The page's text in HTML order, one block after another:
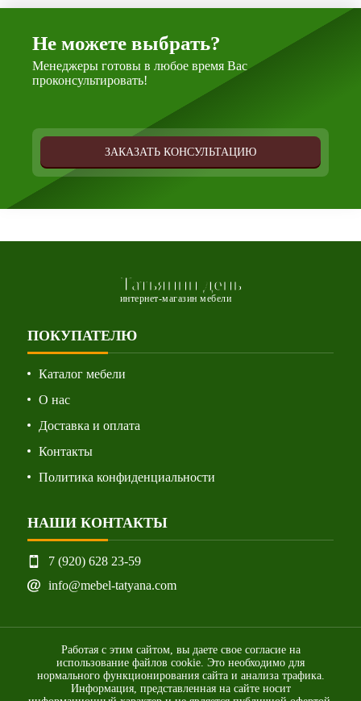
Не можете выбрать?
Менеджеры готовы в любое время Вас
проконсультировать!
ЗАКАЗАТЬ КОНСУЛЬТАЦИЮ
Татьянин день
интернет-магазин мебели
ПОКУПАТЕЛЮ
Каталог мебели
О нас
Доставка и оплата
Контакты
Политика конфиденциальности
НАШИ КОНТАКТЫ
7 (920) 628 23-59
info@mebel-tatyana.com
Работая с этим сайтом, вы даете свое согласие на
использование файлов cookie. Это необходимо для
нормального функционирования сайта и анализа трафика.
Информация, представленная на сайте носит